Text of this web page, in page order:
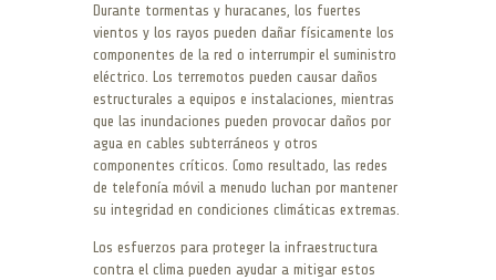
Durante tormentas y huracanes, los fuertes
vientos y los rayos pueden dañar físicamente los
componentes de la red o interrumpir el suministro
eléctrico. Los terremotos pueden causar daños
estructurales a equipos e instalaciones, mientras
que las inundaciones pueden provocar daños por
agua en cables subterráneos y otros
componentes críticos. Como resultado, las redes
de telefonía móvil a menudo luchan por mantener
su integridad en condiciones climáticas extremas.
Los esfuerzos para proteger la infraestructura
contra el clima pueden ayudar a mitigar estos